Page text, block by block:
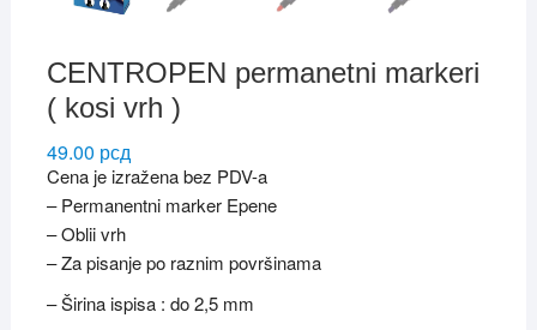
CENTROPEN permanetni markeri
( kosi vrh )
49.00 рсд
Cena je izražena bez PDV-a
– Permanentni marker Epene
– Oblii vrh
– Za pisanje po raznim površinama
– Širina ispisa : do 2,5 mm